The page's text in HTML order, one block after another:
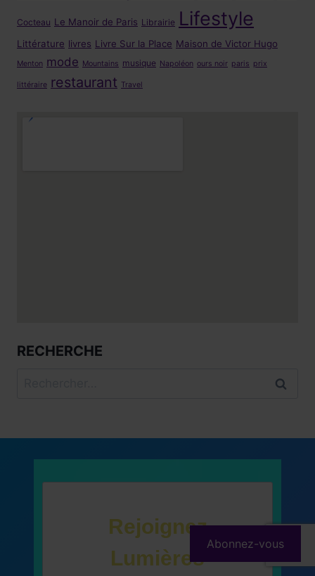
Cocteau Le Manoir de Paris Librairie Lifestyle
Littérature livres Livre Sur la Place Maison de Victor Hugo
Menton mode Mountains musique Napoléon ours noir paris prix
littéraire restaurant Travel
RECHERCHE
Rejoignez
Lumières
Abonnez-vous